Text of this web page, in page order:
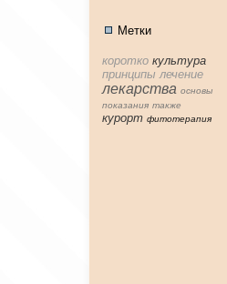
Метки
коpотко культура
принципы лечение
лекарства основы
показания тaкже
куpорт фитотерапия